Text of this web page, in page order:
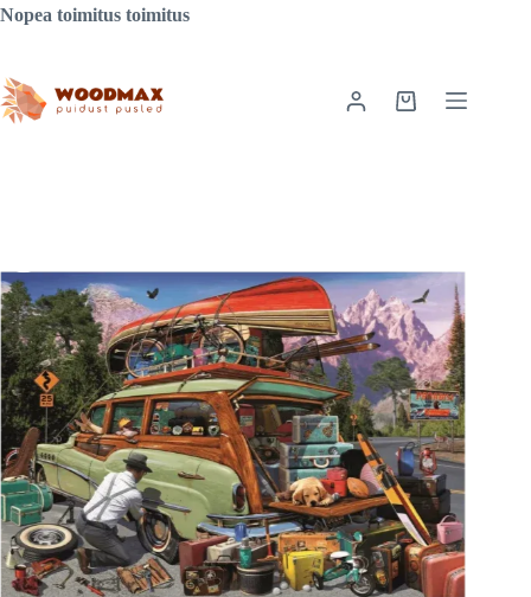
Siirry
sisältöön
Nopea toimitus toimitus
Ostoskori